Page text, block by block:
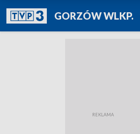
GORZÓW WLKP.
TVP